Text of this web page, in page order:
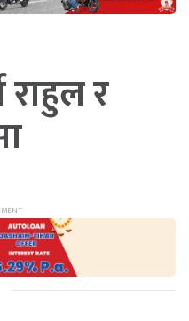
राहुल र